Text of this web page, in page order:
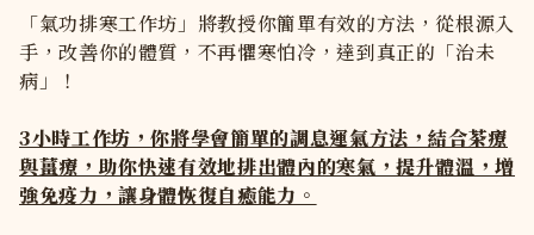
「氣功排寒工作坊」將教授你簡單有效的方法，從根源入
手，改善你的體質，不再懼寒怕冷，達到真正的「治未
病」！
3小時工作坊，你將學會簡單的調息運氣方法，結合茶療
與薑療，助你快速有效地排出體內的寒氣，提升體溫，增
強免疫力，讓身體恢復自癒能力。